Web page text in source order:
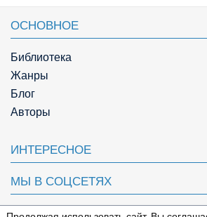
ОСНОВНОЕ
Библиотека
Жанры
Блог
Авторы
ИНТЕРЕСНОЕ
МЫ В СОЦСЕТЯХ
ПОЛЕЗНОЕ